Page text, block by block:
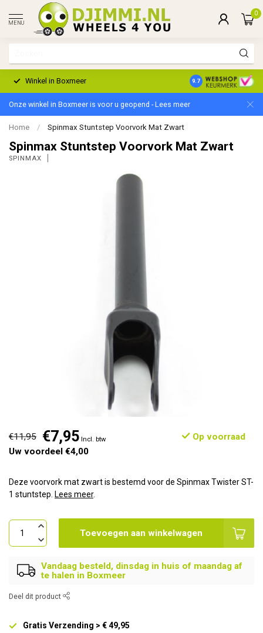
MENU
0
Winkel in Boxmeer 2 Jaar Garantie
9.7
Onze winkel in Boxmeer is voor u geopend - Lees meer
Home / Spinmax Stuntstep Voorvork Mat Zwart
Spinmax Stuntstep Voorvork Mat Zwart
SPINMAX
€11,95 €7,95 Incl. btw
Op voorraad
Uw voordeel €4,00
Deze voorvork mat zwart is bestemd voor de Spinmax Twister ST-
1 stuntstep. Lees meer.
Toevoegen aan winkelwagen
Vandaag besteld, dinsdag in huis of maandag af
te halen in Boxmeer
Deel dit product
Gratis Verzending > € 49,95